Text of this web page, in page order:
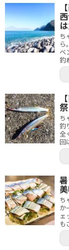
ち
ら
ベ
釣
ち
釣
全
回
ち
か
ェ
も